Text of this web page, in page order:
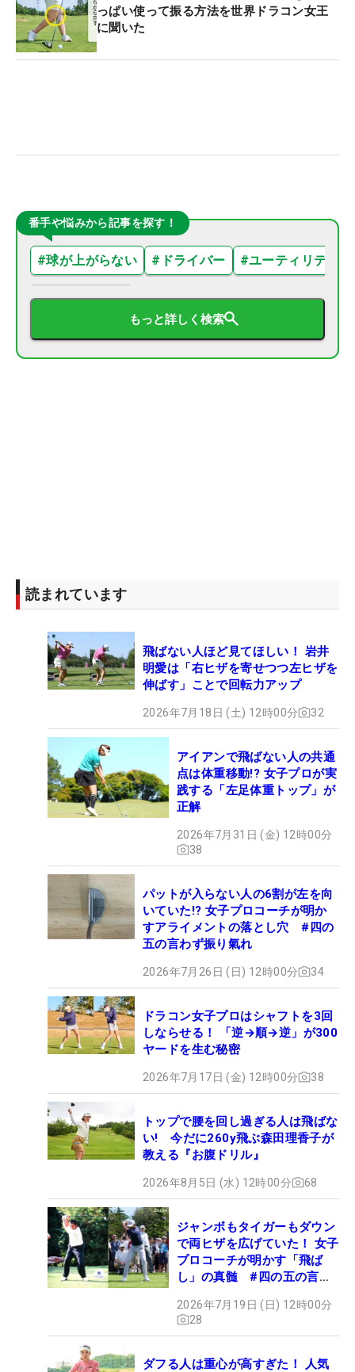
っぱい使って振る方法を世界ドラコン女王
に聞いた
番手や悩みから記事を探す！
#球が上がらない # ドライバー #ユーティリティ
もっと詳しく検索
読まれています
飛ばない人ほど見てほしい！ 岩井
明愛は「右ヒザを寄せつつ左ヒザを
伸ばす」ことで回転力アップ
2026年7月18日 (土) 12時00分 32
アイアンで飛ばない人の共通
点は体重移動!? 女子プロが実
践する「左足体重トップ」が
正解
2026年7月31日 (金) 12時00分
38
パットが入らない人の6割が左を向
いていた!? 女子プロコーチが明か
すアライメントの落とし穴 #四の
五の言わず振り氣れ
2026年7月26日 (日) 12時00分 34
ドラコン女子プロはシャフトを3回
しならせる！ 「逆→順→逆」が300
ヤードを生む秘密
2026年7月17日 (金) 12時00分 38
トップで腰を回し過ぎる人は飛ばな
い! 今だに260y飛ぶ森田理香子が
教える『お腹ドリル』
2026年8月5日 (水) 12時00分 68
ジャンボもタイガーもダウン
で両ヒザを広げていた！ 女子
プロコーチが明かす「飛ば
し」の真髄 #四の五の言わ
2026年7月19日 (日) 12時00分
28
ダフる人は重心が高すぎた！ 人気